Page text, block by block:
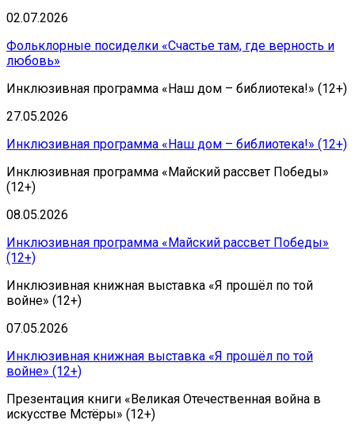
02.07.2026
Фольклорные посиделки «Счастье там, где верность и
любовь»
Инклюзивная программа «Наш дом – библиотека!» (12+)
27.05.2026
Инклюзивная программа «Наш дом – библиотека!» (12+)
Инклюзивная программа «Майский рассвет Победы»
(12+)
08.05.2026
Инклюзивная программа «Майский рассвет Победы»
(12+)
Инклюзивная книжная выставка «Я прошёл по той
войне» (12+)
07.05.2026
Инклюзивная книжная выставка «Я прошёл по той
войне» (12+)
Презентация книги «Великая Отечественная война в
искусстве Мстёры» (12+)